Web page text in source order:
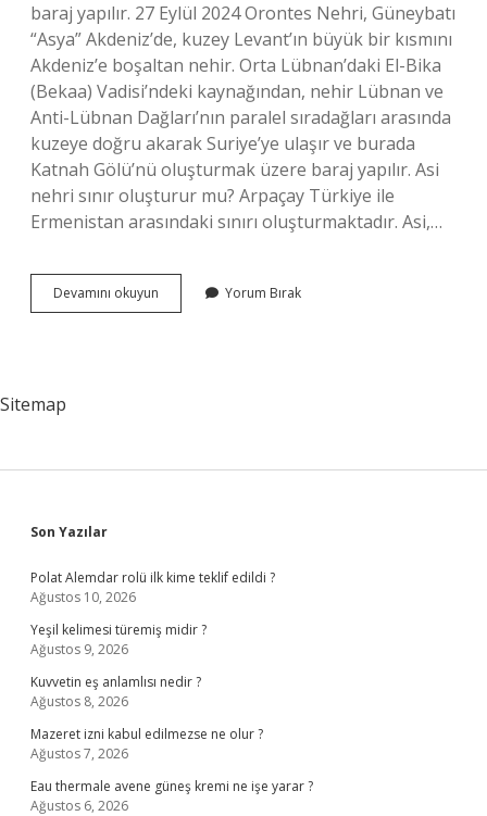
baraj yapılır. 27 Eylül 2024 Orontes Nehri, Güneybatı
“Asya” Akdeniz’de, kuzey Levant’ın büyük bir kısmını
Akdeniz’e boşaltan nehir. Orta Lübnan’daki El-Bika
(Bekaa) Vadisi’ndeki kaynağından, nehir Lübnan ve
Anti-Lübnan Dağları’nın paralel sıradağları arasında
kuzeye doğru akarak Suriye’ye ulaşır ve burada
Katnah Gölü’nü oluşturmak üzere baraj yapılır. Asi
nehri sınır oluşturur mu? Arpaçay Türkiye ile
Ermenistan arasındaki sınırı oluşturmaktadır. Asi,…
Devamını okuyun
Nehri
Yorum Bırak
Sitemap
Sidebar
Son Yazılar
Polat Alemdar rolü ilk kime teklif edildi ?
Ağustos 10, 2026
Yeşil kelimesi türemiş midir ?
Ağustos 9, 2026
Kuvvetin eş anlamlısı nedir ?
Ağustos 8, 2026
Mazeret izni kabul edilmezse ne olur ?
Ağustos 7, 2026
Eau thermale avene güneş kremi ne işe yarar ?
Ağustos 6, 2026